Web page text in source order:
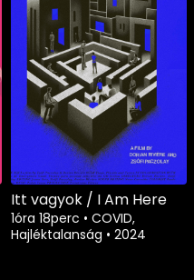
Itt vagyok / I Am Here
1óra 18perc • COVID,
Hajléktalanság • 2024